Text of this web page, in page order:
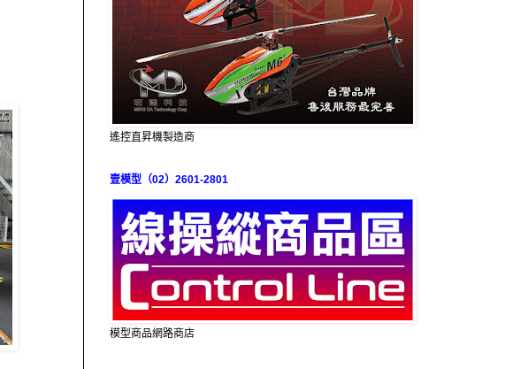
遙控直昇機製造商
壹模型（02）2601-2801
模型商品網路商店